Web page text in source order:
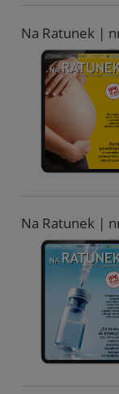
Na Ratunek |
Na Ratunek |